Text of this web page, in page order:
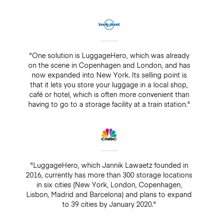
"One solution is LuggageHero, which was already
on the scene in Copenhagen and London, and has
now expanded into New York. Its selling point is
that it lets you store your luggage in a local shop,
café or hotel, which is often more convenient than
having to go to a storage facility at a train station."
"LuggageHero, which Jannik Lawaetz founded in
2016, currently has more than 300 storage locations
in six cities (New York, London, Copenhagen,
Lisbon, Madrid and Barcelona) and plans to expand
to 39 cities by January 2020."